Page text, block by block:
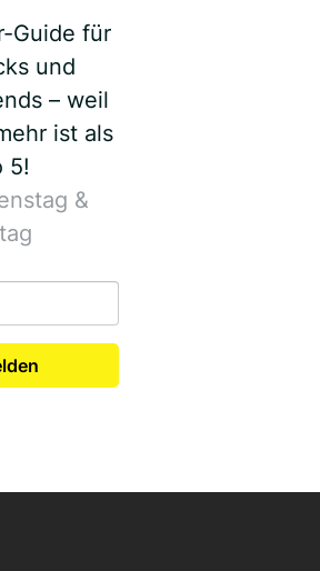
Guide für
und
– weil
ist als
5!
&